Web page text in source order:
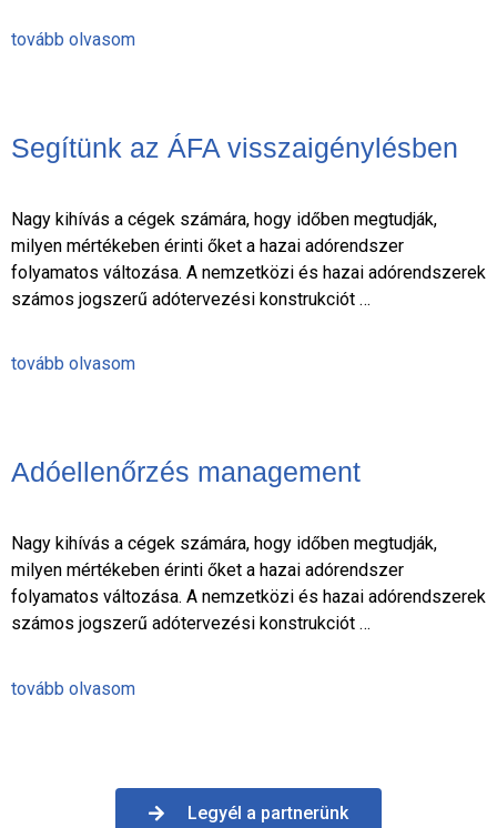
tovább olvasom
Segítünk az ÁFA visszaigénylésben
Nagy kihívás a cégek számára, hogy időben megtudják,
milyen mértékeben érinti őket a hazai adórendszer
folyamatos változása. A nemzetközi és hazai adórendszerek
számos jogszerű adótervezési konstrukciót …
tovább olvasom
Adóellenőrzés management
Nagy kihívás a cégek számára, hogy időben megtudják,
milyen mértékeben érinti őket a hazai adórendszer
folyamatos változása. A nemzetközi és hazai adórendszerek
számos jogszerű adótervezési konstrukciót …
tovább olvasom
Legyél a partnerünk